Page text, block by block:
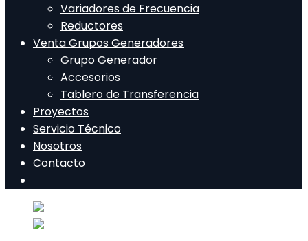
Variadores de Frecuencia
Reductores
Venta Grupos Generadores
Grupo Generador
Accesorios
Tablero de Transferencia
Proyectos
Servicio Técnico
Nosotros
Contacto